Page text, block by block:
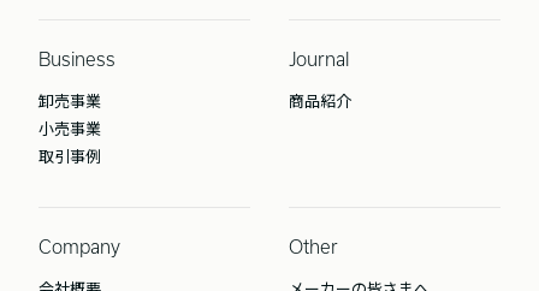
Business
卸売事業
小売事業
取引事例
Journal
商品紹介
Company Other